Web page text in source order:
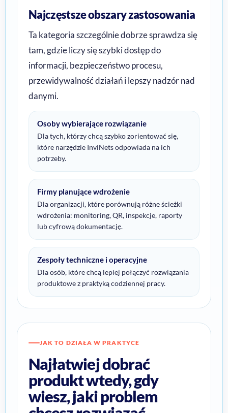
Najczęstsze obszary zastosowania
Ta kategoria szczególnie dobrze sprawdza się
tam, gdzie liczy się szybki dostęp do
informacji, bezpieczeństwo procesu,
przewidywalność działań i lepszy nadzór nad
danymi.
Osoby wybierające rozwiązanie
Dla tych, którzy chcą szybko zorientować się,
które narzędzie InviNets odpowiada na ich
potrzeby.
Firmy planujące wdrożenie
Dla organizacji, które porównują różne ścieżki
wdrożenia: monitoring, QR, inspekcje, raporty
lub cyfrową dokumentację.
Zespoły techniczne i operacyjne
Dla osób, które chcą lepiej połączyć rozwiązania
produktowe z praktyką codziennej pracy.
JAK TO DZIAŁA W PRAKTYCE
Najłatwiej dobrać
produkt wtedy, gdy
wiesz, jaki problem